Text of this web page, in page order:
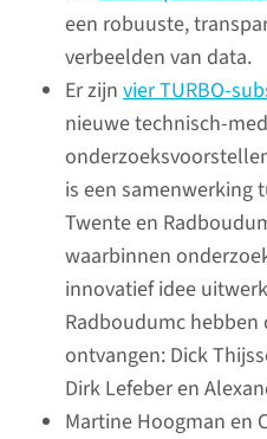
een robuuste,
verbeelden van data.
Er zijn vier TURBO-
nieuwe technisch-
is een samenwerking
Twente en
waarbinnen
innovatief idee
Radboudumc
ontvangen: Dick
Dirk Lefeber en
Martine Hoogman en
markt brengen
ideeën.
lees meer